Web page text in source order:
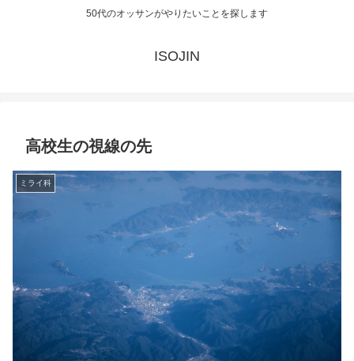
50代のオッサンがやりたいことを探します
ISOJIN
高校生の視線の先
ミライ科